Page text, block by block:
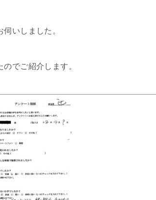
いしました。
でご紹介します。